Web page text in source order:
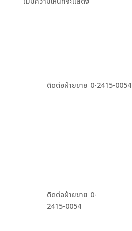
ติดต่อฝ่ายขาย 0-2415-0054
ติดต่อฝ่ายขาย 0-
2415-0054